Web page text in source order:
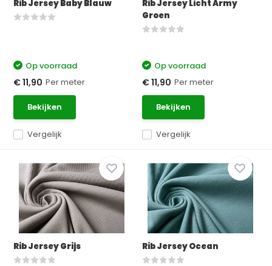
Rib Jersey Baby Blauw
Vergelijk
Op voorraad
€ 11,90 Per meter
Bekijken
Rib Jersey Licht Army
Groen
Vergelijk
Op voorraad
€ 11,90 Per meter
Bekijken
Rib Jersey Grijs Rib Jersey Ocean